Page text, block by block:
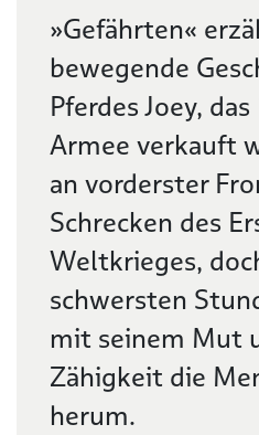
»Gefährten«
bewegende
Pferdes Joey,
Armee verkauft
an vorderster
Schrecken des
Weltkrieges,
schwersten
mit seinem Mut
Zähigkeit die
herum.